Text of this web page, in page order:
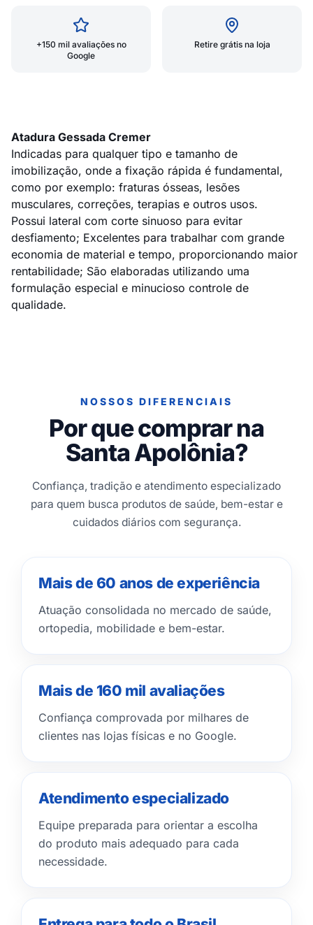
+150 mil avaliações no
Google
Retire grátis na loja
Atadura Gessada Cremer
Indicadas para qualquer tipo e tamanho de
imobilização, onde a fixação rápida é fundamental,
como por exemplo: fraturas ósseas, lesões
musculares, correções, terapias e outros usos.
Possui lateral com corte sinuoso para evitar
desfiamento; Excelentes para trabalhar com grande
economia de material e tempo, proporcionando maior
rentabilidade; São elaboradas utilizando uma
formulação especial e minucioso controle de
qualidade.
NOSSOS DIFERENCIAIS
Por que comprar na
Santa Apolônia?
Confiança, tradição e atendimento especializado
para quem busca produtos de saúde, bem-estar e
cuidados diários com segurança.
Mais de 60 anos de experiência
Atuação consolidada no mercado de saúde,
ortopedia, mobilidade e bem-estar.
Mais de 160 mil avaliações
Confiança comprovada por milhares de
clientes nas lojas físicas e no Google.
Atendimento especializado
Equipe preparada para orientar a escolha
do produto mais adequado para cada
necessidade.